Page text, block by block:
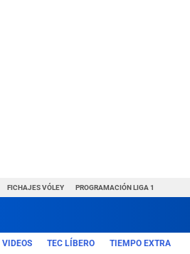
FICHAJES VÓLEY PROGRAMACIÓN LIGA 1
VIDEOS TEC LÍBERO TIEMPO EXTRA